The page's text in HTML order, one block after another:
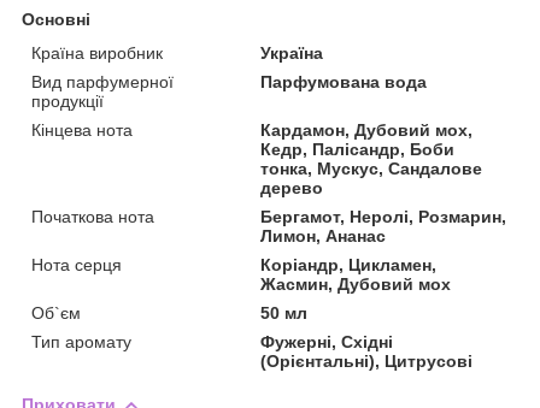
Основні
Країна виробник
Україна
Вид парфумерної
продукції
Парфумована вода
Кінцева нота
Кардамон, Дубовий мох,
Кедр, Палісандр, Боби
тонка, Мускус, Сандалове
дерево
Початкова нота
Бергамот, Неролі, Розмарин,
Лимон, Ананас
Нота серця
Коріандр, Цикламен,
Жасмин, Дубовий мох
Об`єм
50 мл
Тип аромату
Фужерні, Східні
(Орієнтальні), Цитрусові
Приховати